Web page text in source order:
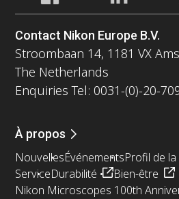
Contact Nikon Europe B.V.
Stroombaan 14, 1181 VX
The Netherlands
Enquiries Tel: 0031-(0)-20-
À propos
NouvellesÉvénementsProfil de
ServiceDurabilité
Bien-être
Nikon Microscopes 100th